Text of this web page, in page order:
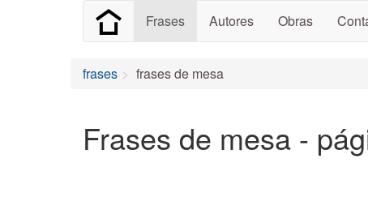
Frases Autores Obras
frases frases de mesa
Frases de mesa -